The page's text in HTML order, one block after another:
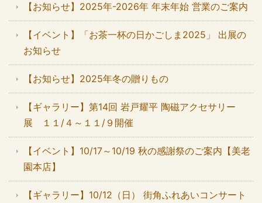
【お知らせ】2025年-2026年 年末年始 営業のご案内
【イベント】「お茶一杯の日かごしま2025」 出展の
お知らせ
【お知らせ】2025年冬の贈りもの
【ギャラリー】第14回 岩戸耀平 陶磁アクセサリー
展 １１/４～１１/９開催
【イベント】10/17～10/19 秋の感謝祭のご案内【美老
園本店】
【ギャラリー】10/12（日） 街角ふれあいコンサート